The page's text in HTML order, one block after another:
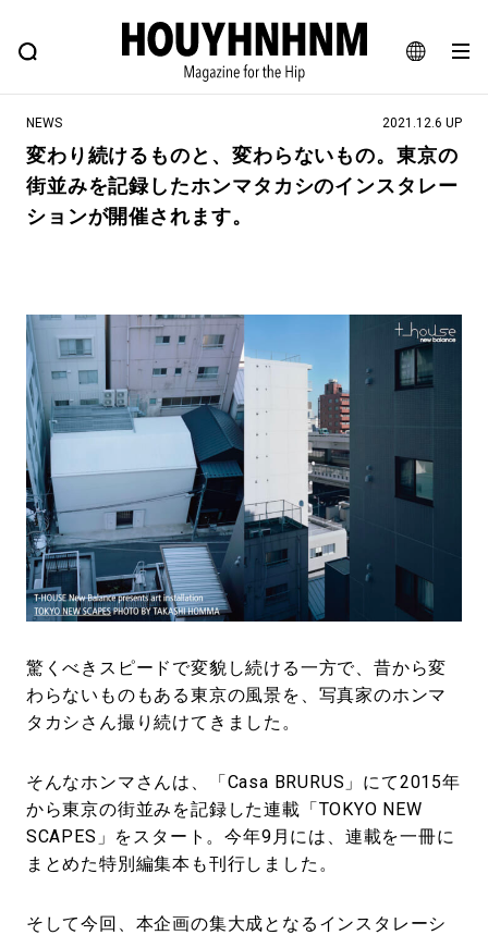
JA
EN
FEATURE BLOG SNAP
ヒップなファッション、カルチャー、ライフスタイルWEBマガジン
#注目のタグ
#NEW VINTAGE #マイナーグッド図鑑
#路地裏てぃーん。 #MONTHLY JOURNAL
#GH 銘品の所以 #フイナムのYouTube
#Commune H #FOCUS IT #AH.H
#FASHION #MUSIC #MOVIE
#SNEAKER #OUTDOOR
#SPORTS #HANDSOME HANDBOOK
NEWS 2021.12.6 UP
変わり続けるものと、変わらないもの。東京の
街並みを記録したホンマタカシのインスタレー
ションが開催されます。
驚くべきスピードで変貌し続ける一方で、昔から変
わらないものもある東京の風景を、写真家のホンマ
タカシさん撮り続けてきました。
そんなホンマさんは、「Casa BRURUS」にて2015年
から東京の街並みを記録した連載「TOKYO NEW
SCAPES」をスタート。今年9月には、連載を一冊に
まとめた特別編集本も刊行しました。
そして今回、本企画の集大成となるインスタレーシ